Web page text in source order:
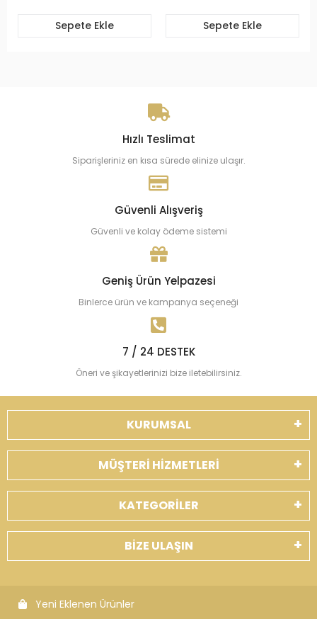
Sepete Ekle Sepete Ekle
Hızlı Teslimat
Siparişleriniz en kısa sürede elinize ulaşır.
Güvenli Alışveriş
Güvenli ve kolay ödeme sistemi
Geniş Ürün Yelpazesi
Binlerce ürün ve kampanya seçeneği
7 / 24 DESTEK
Öneri ve şikayetlerinizi bize iletebilirsiniz.
KURUMSAL
MÜŞTERİ HİZMETLERİ
KATEGORİLER
BİZE ULAŞIN
Yeni Eklenen Ürünler